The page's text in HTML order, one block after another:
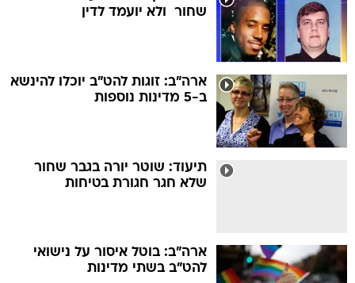
שחור  ולא יועמד לדין
ארה"ב: זוגות להט"ב יוכלו להינשא
ב-5 מדינות נוספות
תיעוד: שוטר יורה בגבר שחור
שלא חגר חגורת בטיחות
ארה"ב: בוטל איסור על נישואי
להט"ב בשתי מדינות